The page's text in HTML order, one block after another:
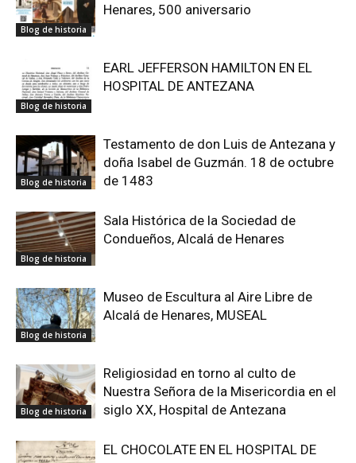
Blog de historia
Henares, 500 aniversario
Blog de historia
EARL JEFFERSON HAMILTON EN EL
HOSPITAL DE ANTEZANA
Blog de historia
Testamento de don Luis de Antezana y
doña Isabel de Guzmán. 18 de octubre
de 1483
Blog de historia
Sala Histórica de la Sociedad de
Condueños, Alcalá de Henares
Blog de historia
Museo de Escultura al Aire Libre de
Alcalá de Henares, MUSEAL
Blog de historia
Religiosidad en torno al culto de
Nuestra Señora de la Misericordia en el
siglo XX, Hospital de Antezana
EL CHOCOLATE EN EL HOSPITAL DE